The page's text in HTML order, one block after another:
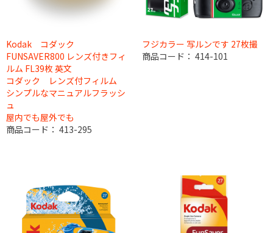
Kodak コダック
FUNSAVER800 レンズ付きフィ
ルム FL39枚 英文
コダック レンズ付フィルム
シンプルなマニュアルフラッシ
ュ
屋内でも屋外でも
商品コード： 413-295
フジカラー 写ルンです 27枚撮
商品コード： 414-101